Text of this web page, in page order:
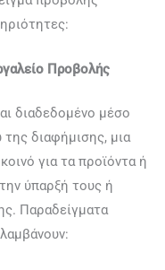
Προβολής
διαδεδομένο μέσο
διαφήμισης, μια
για τα προϊόντα ή
ύπαρξή τους ή
Παραδείγματα